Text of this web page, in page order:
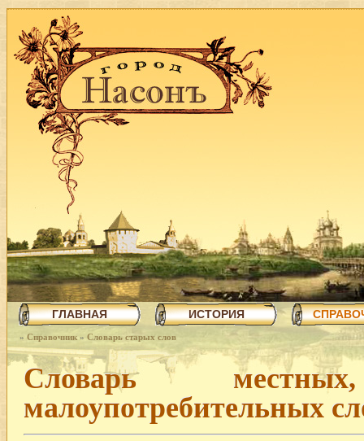
ГЛАВНАЯ ИСТОРИЯ
» Справочник » Словарь старых слов
Словарь
малоупотребительных